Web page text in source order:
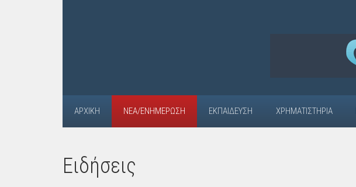
ΑΡΧΙΚΉ ΝΈΑ/ΕΝΗΜΈΡΩΣΗ ΕΚΠΑΊΔΕΥΣΗ ΧΡΗΜΑΤΙΣΤΉΡΙΑ
Ειδήσεις